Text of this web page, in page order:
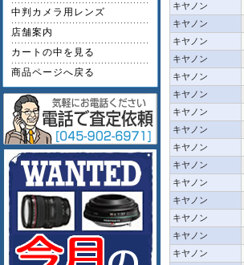
中判カメラ用レンズ
店舗案内
カートの中を見る
商品ページへ戻る
キヤノン
キヤノン
キヤノン
キヤノン
キヤノン
キヤノン
キヤノン
キヤノン
キヤノン
キヤノン
キヤノン
キヤノン
キヤノン
キヤノン
キヤノン